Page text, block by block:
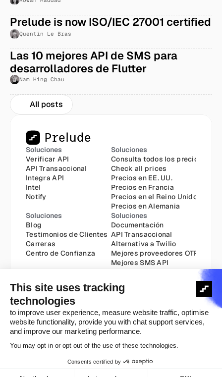
Prelude is now ISO/IEC 27001 certified
Quentin Le Bras
Las 10 mejores API de SMS para
desarrolladores de Flutter
(Comparativa 2026)
Nam Hing Chau
All posts
Soluciones
Verificar API
API Transaccional
Integra API
Intel
Notify
Soluciones
Consulta todos los precios
Check all prices
Precios en EE. UU.
Precios en Francia
Precios en el Reino Unido
Precios en Alemania
Soluciones
Blog
Testimonios de Clientes
Carreras
Centro de Confianza
Soluciones
Documentación
API Transaccional
Alternativa a Twilio
Mejores proveedores OTP
Mejores SMS API
Envía SMS a través de API
API Transaccional
Soluciones
Derechos de autor ©️ 2025
Política de Cookies
Términos y Condiciones
Aviso Legal